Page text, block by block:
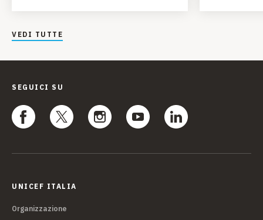
VEDI TUTTE
SEGUICI SU
UNICEF ITALIA
Organizzazione